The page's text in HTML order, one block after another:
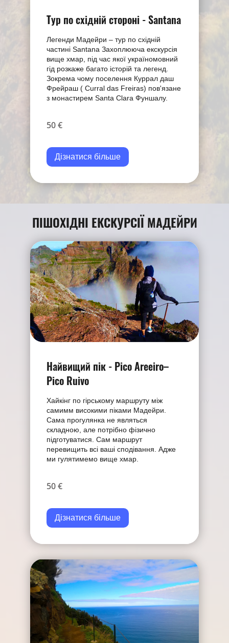
Тур по східній стороні - Santana
Легенди Мадейри – тур по східній
частині Santana Захоплююча екскурсія
вище хмар, під час якої україномовний
гід розкаже багато історій та легенд.
Зокрема чому поселення Куррал даш
Фрейраш ( Curral das Freiras) пов'язане
з монастирем Santa Clara Фуншалу.
50 €
Дізнатися більше
ПІШОХIДНІ ЕКСКУРСІЇ МАДЕЙРИ
Найвищий пік - Pico Areeiro–
Pico Ruivo
Хайкінг по гірському маршруту між
самимм високими піками Мадейри.
Сама прогулянка не являться
складною, але потрібно фізично
підготуватися. Сам маршрут
перевищить всі ваші сподівання. Адже
ми гулятимемо вище хмар.
50 €
Дізнатися більше